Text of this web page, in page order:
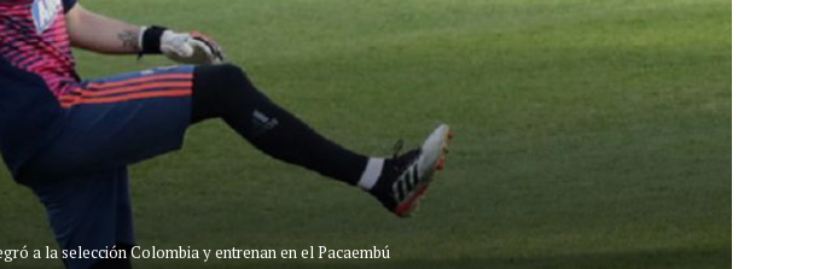
a la selección Colombia y entrenan en el Pacaembú